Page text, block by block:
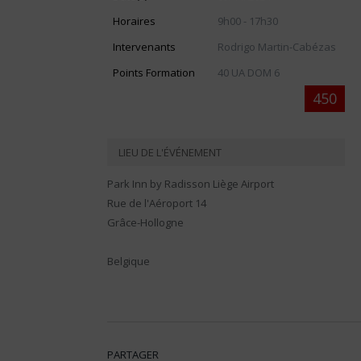
Horaires
9h00 - 17h30
Intervenants
Rodrigo Martin-Cabézas
Points Formation
40 UA DOM 6
450
LIEU DE L'ÉVÉNEMENT
Park Inn by Radisson Liège Airport
Rue de l'Aéroport 14
Grâce-Hollogne
Belgique
PARTAGER